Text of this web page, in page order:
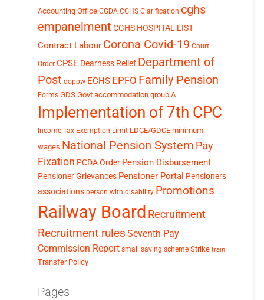
Accounting Office CGDA CGHS Clarification cghs
empanelment CGHS HOSPITAL LIST
Contract Labour Corona Covid-19 Court
Order CPSE Dearness Relief Department of
Post doppw ECHS EPFO Family Pension
Forms GDS Govt accommodation group A
Implementation of 7th CPC
Income Tax Exemption Limit LDCE/GDCE minimum
wages National Pension System Pay
Fixation PCDA Order Pension Disbursement
Pensioner Grievances Pensioner Portal Pensioners
associations person with disability Promotions
Railway Board Recruitment
Recruitment rules Seventh Pay
Commission Report small saving scheme Strike train
Transfer Policy
Pages